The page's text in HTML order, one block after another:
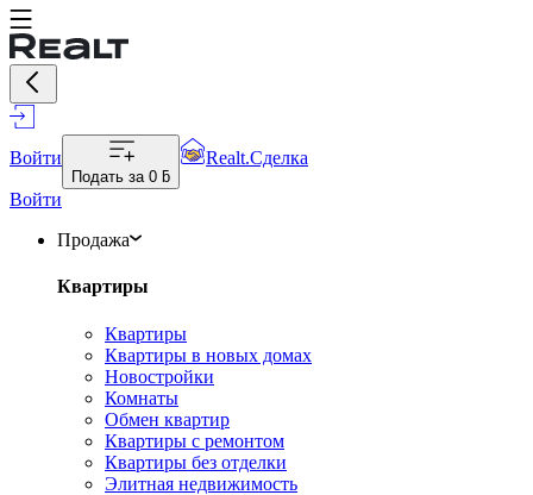
Войти
Подать за 0 ƃ
Realt.Сделка
Войти
Продажа
Квартиры
Квартиры
Квартиры в новых домах
Новостройки
Комнаты
Обмен квартир
Квартиры с ремонтом
Квартиры без отделки
Элитная недвижимость